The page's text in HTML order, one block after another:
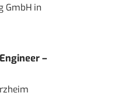
GmbH in
–